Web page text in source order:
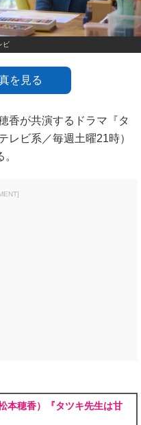
ビ
を見る
香が共演するドラマ『タ
レビ系／毎週土曜21時）
本穂香）『タツキ先生は甘